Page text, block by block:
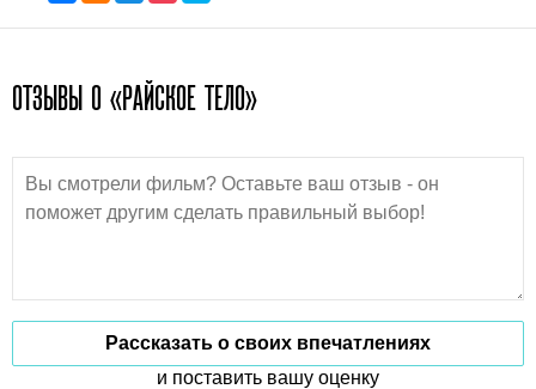
ОТЗЫВЫ О «РАЙСКОЕ ТЕЛО»
Рассказать о своих впечатлениях
и поставить вашу оценку